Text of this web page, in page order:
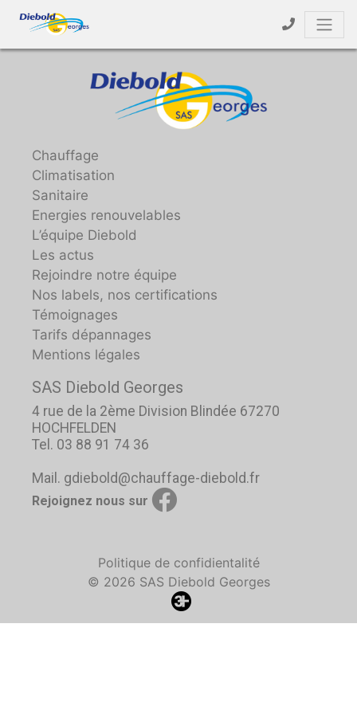
Chauffage
Climatisation
Sanitaire
Energies renouvelables
L’équipe Diebold
Les actus
Rejoindre notre équipe
Nos labels, nos certifications
Témoignages
Tarifs dépannages
Mentions légales
SAS Diebold Georges
4 rue de la 2ème Division Blindée 67270
HOCHFELDEN
Tel. 03 88 91 74 36
Mail. gdiebold@chauffage-diebold.fr
Rejoignez nous sur
Politique de confidientalité
© 2026 SAS Diebold Georges